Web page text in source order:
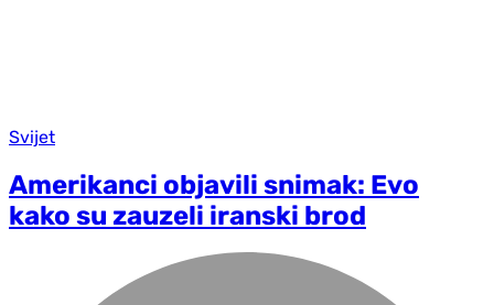
Svijet
Amerikanci objavili snimak: Evo
kako su zauzeli iranski brod